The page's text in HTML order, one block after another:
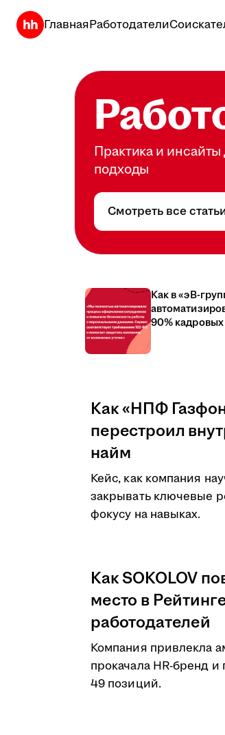
ГлавнаяРаботодатели
Практика и
подходы
Смотреть все
Как в «эВ-
90%
Как «НПФ
перестроил
найм
Кейс, как компания
закрывать ключевые
фокусу на навыках.
Как SOKOLOV
место в
работодателей
Компания привлекла
прокачала HR-бренд и
49 позиций.